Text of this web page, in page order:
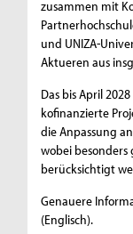
zusammen mit
und UNIZA-
Aktueren aus
Das bis April
kofinanzierte
die Anpassung
wobei
berücksichtigt
Genauere
(Englisch).